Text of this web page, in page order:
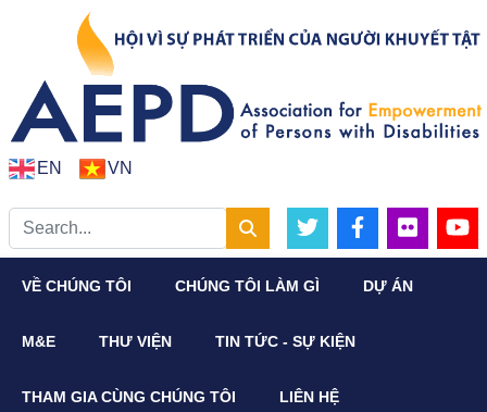
EN VN
VỀ CHÚNG TÔI CHÚNG TÔI LÀM GÌ DỰ ÁN
M&E THƯ VIỆN TIN TỨC - SỰ KIỆN
THAM GIA CÙNG CHÚNG TÔI LIÊN HỆ